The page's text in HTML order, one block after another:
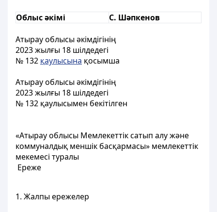
Облыс әкімі С. Шәпкенов
Атырау облысы әкімдігінің
2023 жылғы 18 шілдедегі
№ 132 қаулысына қосымша
Атырау облысы әкімдігінің
2023 жылғы 18 шілдедегі
№ 132 қаулысымен бекітілген
«Атырау облысы Мемлекеттік сатып алу және
коммуналдық меншік басқармасы» мемлекеттік
мекемесі туралы
Ереже
1. Жалпы ережелер